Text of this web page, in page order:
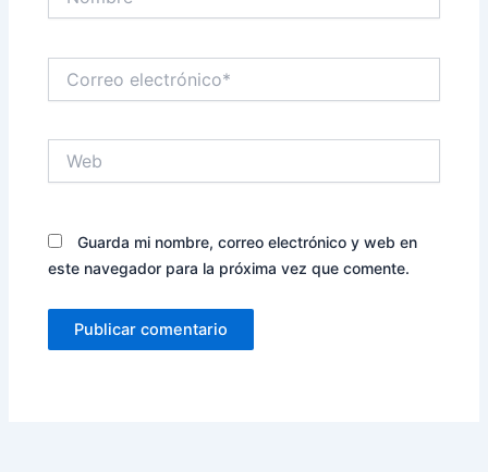
electrónico*
Guarda mi nombre, correo electrónico y web en
este navegador para la próxima vez que comente.